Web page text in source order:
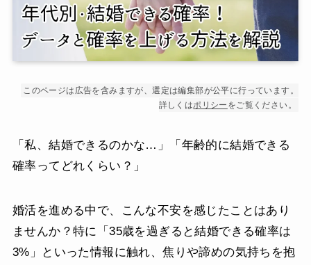
このページは広告を含みますが、選定は編集部が公平に行っています。
詳しくはポリシー をご覧ください。
「私、結婚できるのかな…」「年齢的に結婚できる
確率ってどれくらい？」
婚活を進める中で、こんな不安を感じたことはあり
ませんか？特に「35歳を過ぎると結婚できる確率は
3%」といった情報に触れ、焦りや諦めの気持ちを抱